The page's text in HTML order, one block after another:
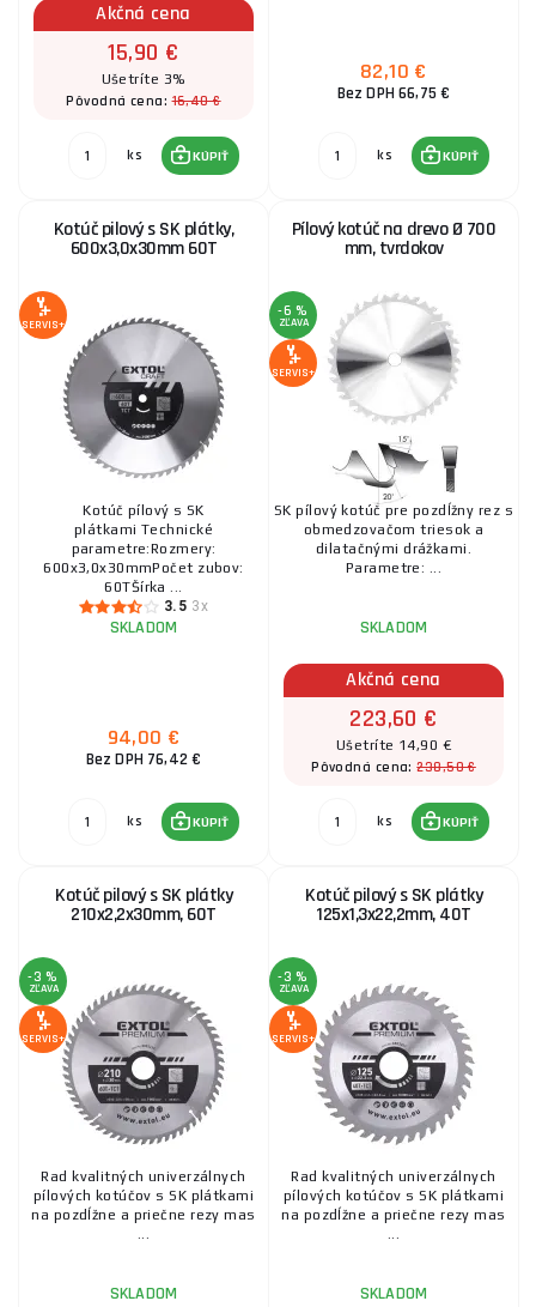
Akčná cena
15,90 €
Ušetríte 3%
Pôvodná cena:16,40 €
ks KÚPIŤ
82,10 €
Bez DPH 66,75 €
ks KÚPIŤ
Kotúč pilový s SK plátky,
600x3,0x30mm 60T
SERVIS+
Kotúč pílový s SK
plátkami Technické
parametre:Rozmery:
600x3,0x30mmPočet zubov:
60TŠírka ...
3.5 3x
SKLADOM
94,00 €
Bez DPH 76,42 €
ks KÚPIŤ
Pílový kotúč na drevo Ø 700
mm, tvrdokov
-6 %
ZĽAVA
SERVIS+
SK pílový kotúč pre pozdĺžny rez s
obmedzovačom triesok a
dilatačnými drážkami.
Parametre: ...
SKLADOM
Akčná cena
223,60 €
Ušetríte 14,90 €
Pôvodná cena:238,50 €
ks KÚPIŤ
Kotúč pilový s SK plátky
210x2,2x30mm, 60T
-3 %
ZĽAVA
SERVIS+
Rad kvalitných univerzálnych
pílových kotúčov s SK plátkami
na pozdĺžne a priečne rezy mas
...
SKLADOM
Kotúč pilový s SK plátky
125x1,3x22,2mm, 40T
-3 %
ZĽAVA
SERVIS+
Rad kvalitných univerzálnych
pílových kotúčov s SK plátkami
na pozdĺžne a priečne rezy mas
...
SKLADOM